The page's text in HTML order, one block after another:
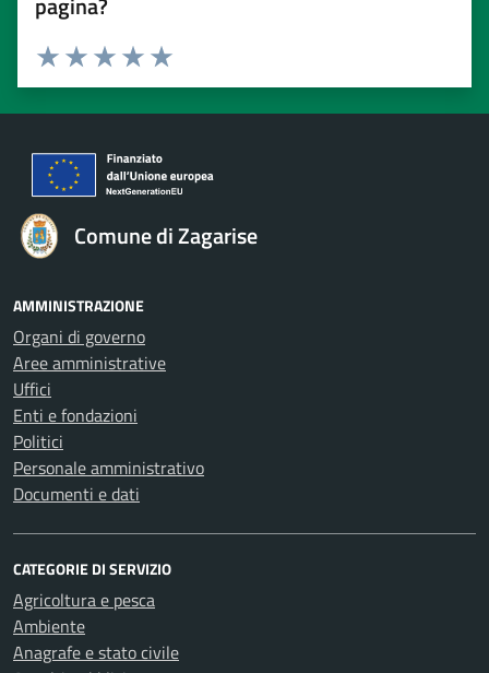
Valuta 5 stelle su 5
Valuta 4 stelle su 5
Valuta 3 stelle su 5
Valuta 2 stelle su 5
Valuta 1 stelle su 5
Comune di Zagarise
AMMINISTRAZIONE
Organi di governo
Aree amministrative
Uffici
Enti e fondazioni
Politici
Personale amministrativo
Documenti e dati
CATEGORIE DI SERVIZIO
Agricoltura e pesca
Ambiente
Anagrafe e stato civile